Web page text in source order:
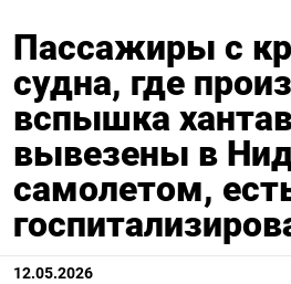
Пассажиры с
судна, где
вспышка
вывезены в
самолетом,
12.05.2026